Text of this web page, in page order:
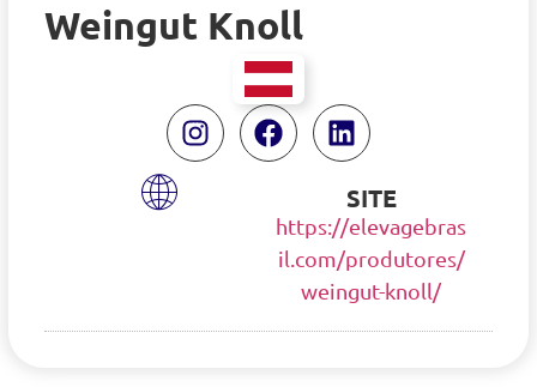
Weingut Knoll
SITE
https://elevagebras
il.com/produtores/
weingut-knoll/